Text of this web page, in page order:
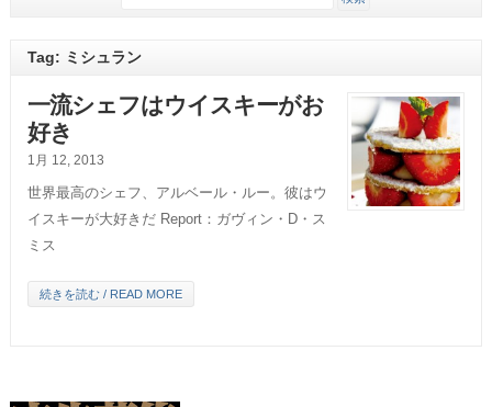
Tag: ミシュラン
一流シェフはウイスキーがお
好き
1月 12, 2013
世界最高のシェフ、アルベール・ルー。彼はウ
イスキーが大好きだ Report：ガヴィン・D・ス
ミス
続きを読む / READ MORE